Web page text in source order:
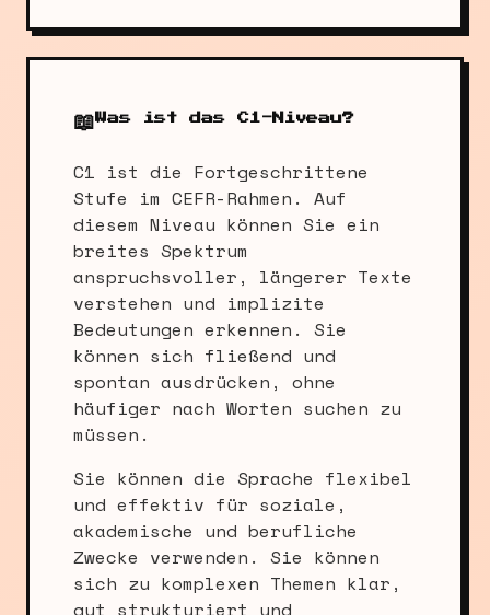
📖 Was ist das C1-Niveau?
C1 ist die Fortgeschrittene
Stufe im CEFR-Rahmen. Auf
diesem Niveau können Sie ein
breites Spektrum
anspruchsvoller, längerer Texte
verstehen und implizite
Bedeutungen erkennen. Sie
können sich fließend und
spontan ausdrücken, ohne
häufiger nach Worten suchen zu
müssen.
Sie können die Sprache flexibel
und effektiv für soziale,
akademische und berufliche
Zwecke verwenden. Sie können
sich zu komplexen Themen klar,
gut strukturiert und